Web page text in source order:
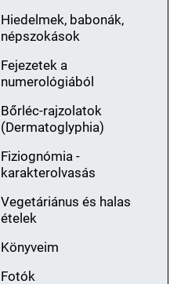
Hiedelmek, babonák,
népszokások
Fejezetek a
numerológiából
Bőrléc-rajzolatok
(Dermatoglyphia)
Fiziognómia -
karakterolvasás
Vegetáriánus és halas
ételek
Könyveim
Fotók